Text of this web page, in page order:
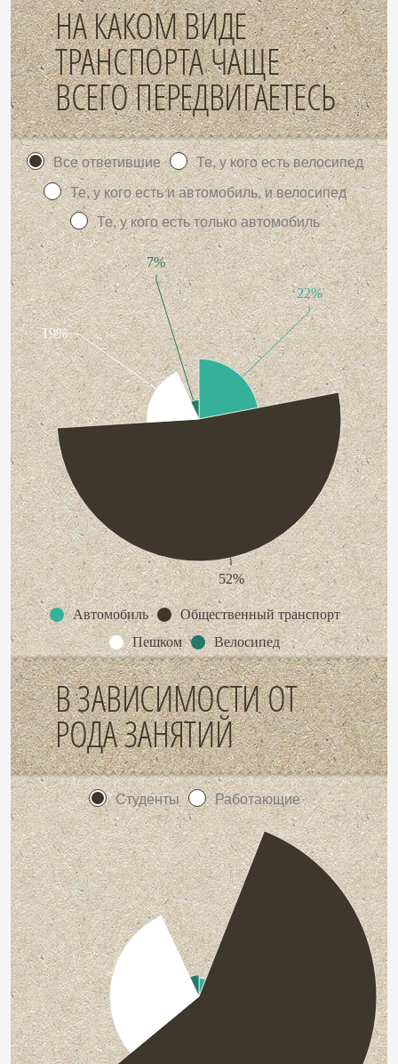
НА КАКОМ ВИДЕ
ТРАНСПОРТА ЧАЩЕ
ВСЕГО ПЕРЕДВИГАЕТЕСЬ
Все ответившие
Те, у кого есть велосипед
Те, у кого есть и автомобиль, и велосипед
Те, у кого есть только автомобиль
Автомобиль
Общественный транспорт
Пешком
Велосипед
22%
52%
19%
7%
В ЗАВИСИМОСТИ ОТ
РОДА ЗАНЯТИЙ
Студенты Работающие